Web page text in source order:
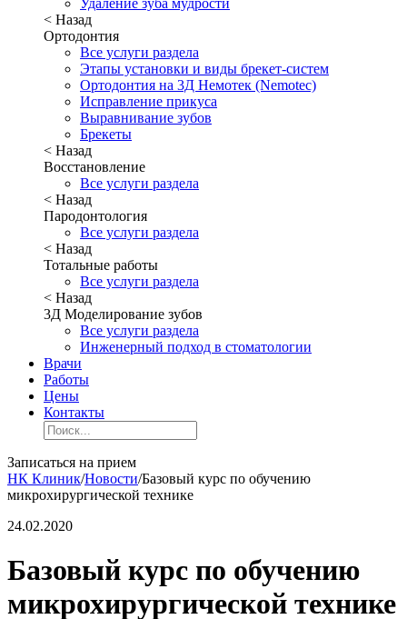
Удаление зуба мудрости
< Назад
Ортодонтия
Все услуги раздела
Этапы установки и виды брекет-систем
Ортодонтия на 3Д Немотек (Nemotec)
Исправление прикуса
Выравнивание зубов
Брекеты
< Назад
Восстановление
Все услуги раздела
< Назад
Пародонтология
Все услуги раздела
< Назад
Тотальные работы
Все услуги раздела
< Назад
3Д Моделирование зубов
Все услуги раздела
Инженерный подход в стоматологии
Врачи
Работы
Цены
Контакты
Записаться на прием
НК Клиник/Новости/Базовый курс по обучению
микрохирургической технике
24.02.2020
Базовый курс по обучению
микрохирургической технике